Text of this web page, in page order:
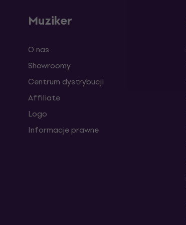
Muziker
O nas
Showroomy
Centrum dystrybucji
Affiliate
Logo
Informacje prawne